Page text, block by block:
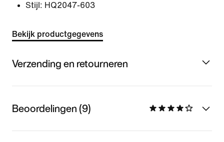
Stijl: HQ2047-603
Bekijk productgegevens
Verzending en retourneren
Beoordelingen (9)